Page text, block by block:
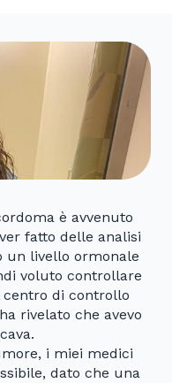
è avvenuto
fatto delle analisi
un livello ormonale
voluto controllare
di controllo
rivelato che avevo
i miei medici
dato che una